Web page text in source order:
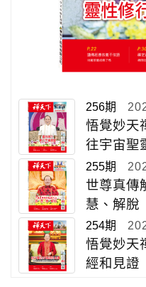
256期
悟覺妙
往宇宙聖
255期
世尊真傳
慧、解脫
254期
悟覺妙天
經和見證